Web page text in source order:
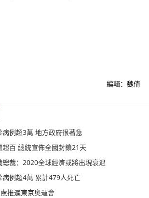
編輯：魏倩
例超3萬 地方政府很著急
百 總統宣佈全國封鎖21天
總裁：2020全球經濟或將出現衰退
例超4萬 累計479人死亡
推遲東京奧運會